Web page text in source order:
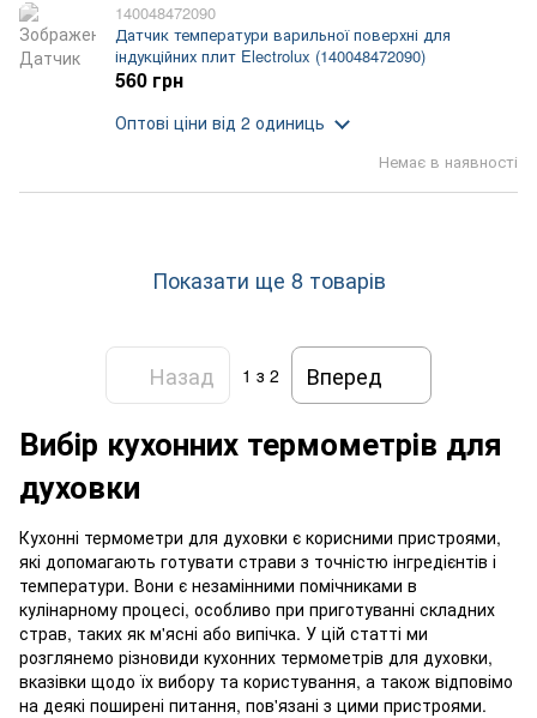
140048472090
Датчик температури варильної поверхні для
індукційних плит Electrolux (140048472090)
Немає в наявності
560 грн
Оптові ціни від 2 одиниць
Показати ще 8 товарів
Назад 1 з 2 Вперед
Вибір кухонних термометрів для
духовки
Кухонні термометри для духовки є корисними пристроями,
які допомагають готувати страви з точністю інгредієнтів і
температури. Вони є незамінними помічниками в
кулінарному процесі, особливо при приготуванні складних
страв, таких як м'ясні або випічка. У цій статті ми
розглянемо різновиди кухонних термометрів для духовки,
вказівки щодо їх вибору та користування, а також відповімо
на деякі поширені питання, пов'язані з цими пристроями.